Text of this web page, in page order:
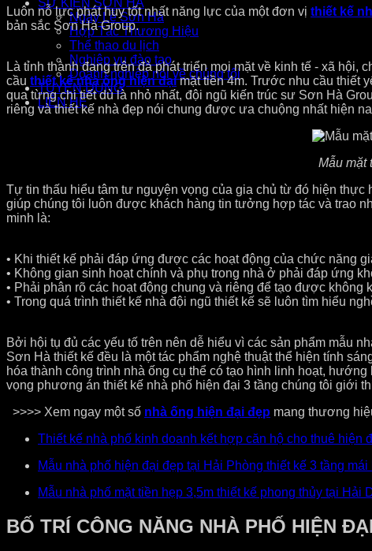
SỰ KIỆN SƠN HÀ
Ngày Lễ Sơn Hà
Hợp Tác Thương Hiệu
Thể thao du lịch
Nghiệp vụ đào tạo
Doanh nghiệp nói về chúng tôi
TUYỂN DỤNG
LIÊN HỆ
Luôn nỗ lực phát huy tốt nhất năng lực của một đơn vị thiết kế
bản sắc Sơn Hà Group.
Là tỉnh thành đang trên đà phát triển mọi mặt về kinh tế - xã
cầu thiết kế nhà ống hiện đạimặt tiền 4m. Trước nhu cầu thiết
qua từng chi tiết dù là nhỏ nhất, đội ngũ kiến trúc sư Sơn Hà
riêng và thiết kế nhà đẹp nói chung được ưa chuộng nhất hiện
Mẫu mặt
Tự tin thấu hiểu tâm tư nguyện vọng của gia chủ từ đó hiện thực
giúp chúng tôi luôn được khách hàng tin tưởng hợp tác và trao
minh là:
• Khi thiết kế phải đáp ứng được các hoạt động của chức năng
• Không gian sinh hoạt chính và phụ trong nhà ở phải đáp ứng
• Phải phân rõ các hoạt động chung và riêng để tạo được
• Trong quá trình thiết kế nhà đội ngũ thiết kế sẽ luôn tìm hiểu
Bởi hội tụ đủ các yếu tố trên nên dễ hiểu vì các sản phẩm mẫu
Sơn Hà thiết kế đều là một tác phẩm nghệ thuật thể hiện tính
hóa thành công trình nhà ống cụ thể có tạo hình linh hoạt,
vọng phương án thiết kế nhà phố hiện đại 3 tầng chúng tôi giới
>>>> Xem ngay một số nhà ống hiện đại đẹp mang thương
Thiết kế nhà phố kinh doanh kết hợp căn hộ cho thuê hiện
Mẫu nhà phố hiện đại đẹp tại Hải Phòng thiết kế 3 tầng
Mẫu nhà phố mặt tiền hẹp 3,5m thiết kế phong thủy tại Hải
BỐ TRÍ CÔNG NĂNG NHÀ PHỐ HIỆN